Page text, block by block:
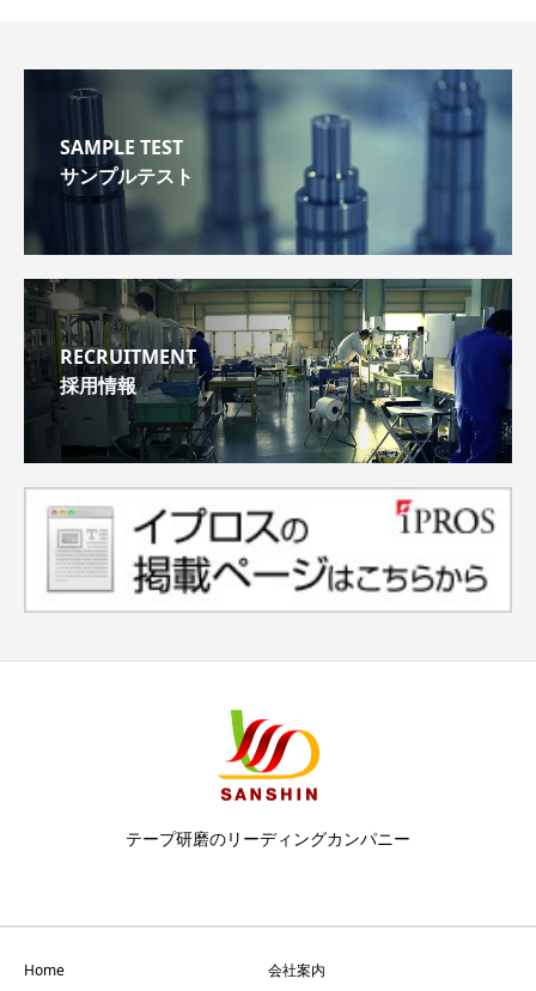
SAMPLE TEST
サンプルテスト
RECRUITMENT
採用情報
テープ研磨のリーディングカンパニー
Home 会社案内